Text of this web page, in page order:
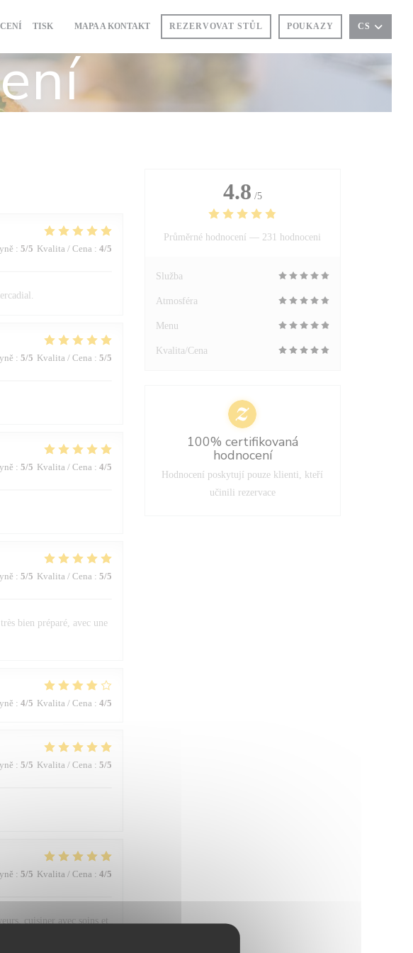
TISK MAPA A KONTAKT REZERVOVAT STŮL POUKAZY CS
: 5/5 Kvalita / Cena : 4/5
: 5/5 Kvalita / Cena : 5/5
: 5/5 Kvalita / Cena : 4/5
: 5/5 Kvalita / Cena : 5/5
bien préparé, avec une
: 4/5 Kvalita / Cena : 4/5
: 5/5 Kvalita / Cena : 5/5
: 5/5 Kvalita / Cena : 4/5
cuisiner avec soins et
4.8 /5
Průměrné hodnocení — 231 hodnoceni
Služba
Atmosféra
Menu
Kvalita/Cena
100% certifikovaná
hodnocení
Hodnocení poskytují pouze klienti, kteří
učinili rezervace